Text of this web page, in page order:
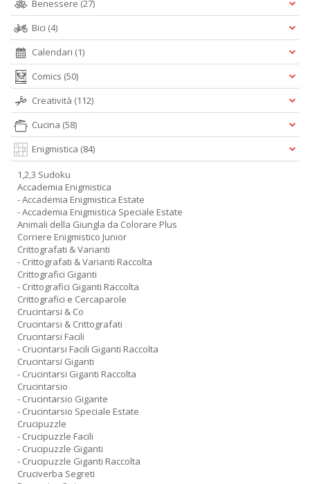
Benessere (27)
Bici (4)
Calendari (1)
Comics (50)
Creatività (112)
Cucina (58)
Enigmistica (84)
1,2,3 Sudoku
Accademia Enigmistica
- Accademia Enigmistica Estate
- Accademia Enigmistica Speciale Estate
Animali della Giungla da Colorare Plus
Corriere Enigmistico Junior
Crittografati & Varianti
- Crittografati & Varianti Raccolta
Crittografici Giganti
- Crittografici Giganti Raccolta
Crittografici e Cercaparole
Crucintarsi & Co
Crucintarsi & Crittografati
Crucintarsi Facili
- Crucintarsi Facili Giganti Raccolta
Crucintarsi Giganti
- Crucintarsi Giganti Raccolta
Crucintarsio
- Crucintarsio Gigante
- Crucintarsio Speciale Estate
Crucipuzzle
- Crucipuzzle Facili
- Crucipuzzle Giganti
- Crucipuzzle Giganti Raccolta
Cruciverba Segreti